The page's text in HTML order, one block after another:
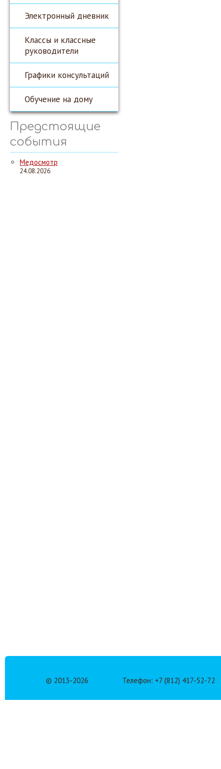
Электронный дневник
Классы и классные
руководители
Графики консультаций
Обучение на дому
Предстоящие
события
Медосмотр
24.08.2026
© 2013-2026 Телефон: +7 (812) 417-52-72